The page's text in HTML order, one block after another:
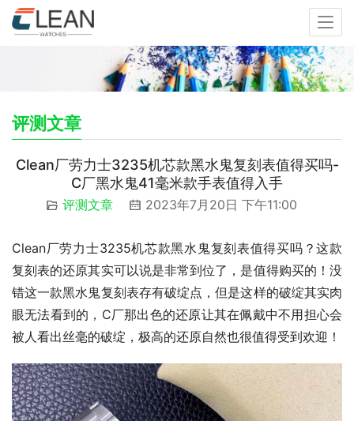
评测文章
Clean厂劳力士3235机芯款黑水鬼复刻表值得买吗-
C厂黑水鬼41毫米款手表值得入手
评测文章 2023年7月20日 下午11:00
Clean厂劳力士3235机芯款黑水鬼复刻表值得买吗？这款
复刻表的还原其实可以说是非常到位了，是值得购买的！没
错这一款黑水鬼复刻表存有破绽点，但是这样的破绽其实肉
眼无法看到的，C厂那出色的还原让其在佩戴中不用担心会
被人看出丝毫的破绽，极高的还原自然也很值得受到欢迎！